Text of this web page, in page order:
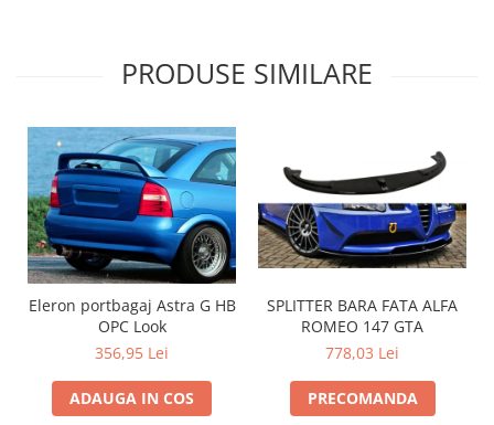
Furtun intercooler turboPRODUSE SIMILARE
Eleron portbagaj Astra G HB
OPC Look
356,95 Lei
ADAUGA IN COS
SPLITTER BARA FATA ALFA
ROMEO 147 GTA
778,03 Lei
PRECOMANDA